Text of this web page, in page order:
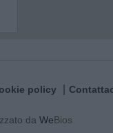
policy
da WeBios